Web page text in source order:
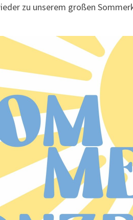
zu unserem großen